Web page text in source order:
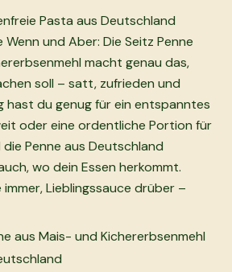
Pasta aus Deutschland
und Aber: Die Seitz Penne
macht genau das,
soll – satt, zufrieden und
hast du genug für ein entspanntes
oder eine ordentliche Portion für
die Penne aus Deutschland
wo dein Essen herkommt.
Lieblingssauce drüber –
aus Mais- und Kichererbsenmehl